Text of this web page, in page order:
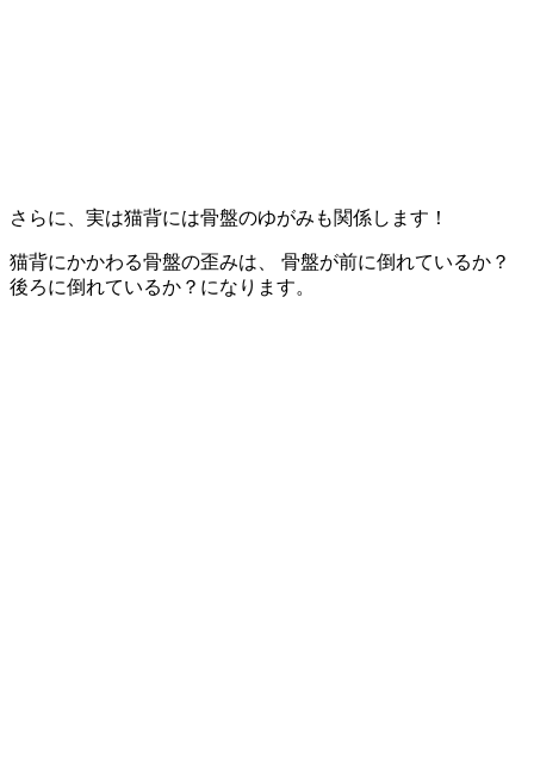
さらに、実は猫背には骨盤のゆがみも関係します！
猫背にかかわる骨盤の歪みは、 骨盤が前に倒れているか？
後ろに倒れているか？になります。